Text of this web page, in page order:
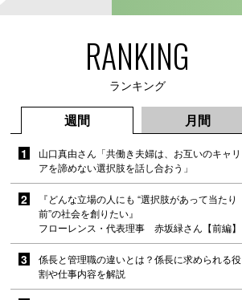
RANKING
ランキング
週間 月間
山口真由さん「共働き夫婦は、お互いのキャリ
アを諦めない選択肢を話し合おう」
『どんな立場の人にも “選択肢があって当たり
前”の社会を創りたい』
フローレンス・代表理事 赤坂緑さん【前編】
係長と管理職の違いとは？係長に求められる役
割や仕事内容を解説